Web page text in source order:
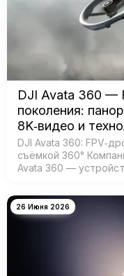
DJI Avata 360 —
поколения:
8K‑видео и
DJI Avata 360:
съёмкой 360°
Avata 360 —
иммерсивных
26 Июня 2026